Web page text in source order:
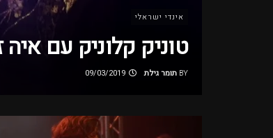
אינדי ישראלי
טוניק קלוניק עם
BY תומר גילת